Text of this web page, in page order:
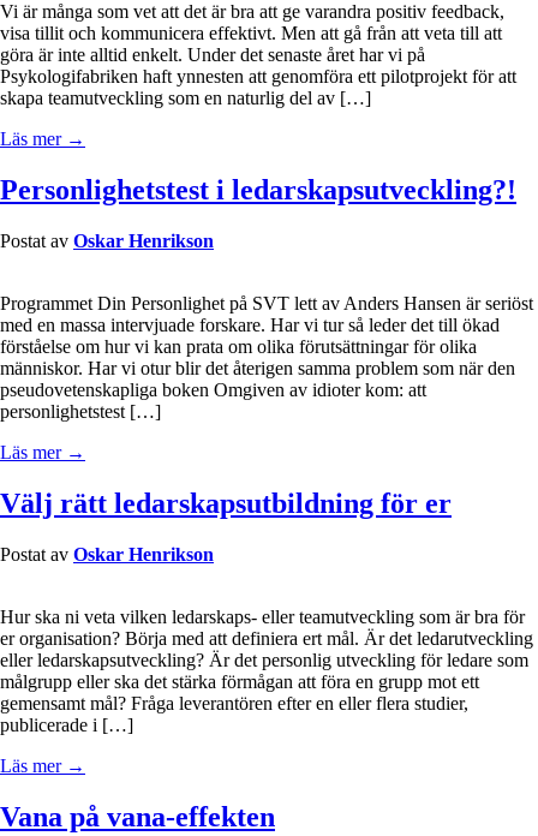
Vi är många som vet att det är bra att ge varandra positiv feedback,
visa tillit och kommunicera effektivt. Men att gå från att veta till att
göra är inte alltid enkelt. Under det senaste året har vi på
Psykologifabriken haft ynnesten att genomföra ett pilotprojekt för att
skapa teamutveckling som en naturlig del av […]
Läs mer →
Personlighetstest i ledarskapsutveckling?!
Postat av Oskar Henrikson
Programmet Din Personlighet på SVT lett av Anders Hansen är seriöst
med en massa intervjuade forskare. Har vi tur så leder det till ökad
förståelse om hur vi kan prata om olika förutsättningar för olika
människor. Har vi otur blir det återigen samma problem som när den
pseudovetenskapliga boken Omgiven av idioter kom: att
personlighetstest […]
Läs mer →
Välj rätt ledarskapsutbildning för er
Postat av Oskar Henrikson
Hur ska ni veta vilken ledarskaps- eller teamutveckling som är bra för
er organisation? Börja med att definiera ert mål. Är det ledarutveckling
eller ledarskapsutveckling? Är det personlig utveckling för ledare som
målgrupp eller ska det stärka förmågan att föra en grupp mot ett
gemensamt mål? Fråga leverantören efter en eller flera studier,
publicerade i […]
Läs mer →
Vana på vana-effekten